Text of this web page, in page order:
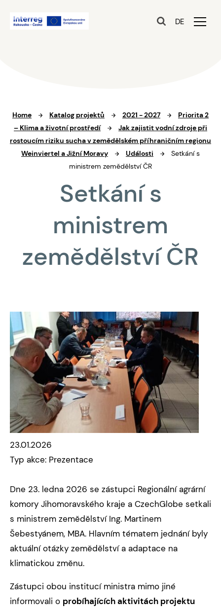
DE
Home Katalog projektů 2021 - 2027
Priorita 2
– Klima a životní prostředí
Jak zajistit vodní zdroje při
rostoucím riziku sucha v zemědělském příhraničním regionu
Weinviertel a Jižní Moravy
Události
Setkání s
ministrem zemědělství ČR
Setkání s
ministrem
zemědělství ČR
23.01.2026
Typ akce: Prezentace
Dne 23. ledna 2026 se zástupci Regionální agrární
komory Jihomoravského kraje a CzechGlobe setkali
s ministrem zemědělství Ing. Martinem
Šebestyánem, MBA. Hlavním tématem jednání byly
aktuální otázky zemědělství a adaptace na
klimatickou změnu.
Zástupci obou institucí ministra mimo jiné
informovali o probíhajících aktivitách projektu